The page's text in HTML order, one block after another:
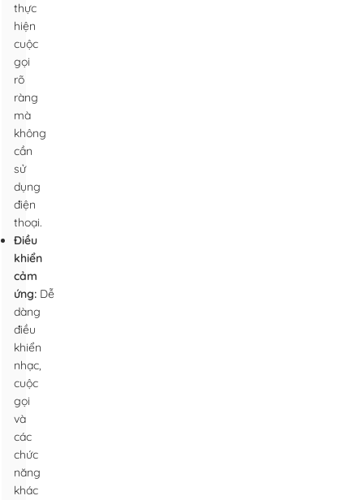
thực
hiện
cuộc
gọi
rõ
ràng
mà
không
cần
sử
dụng
điện
thoại.
Điều
khiển
cảm
ứng: Dễ
dàng
điều
khiển
nhạc,
cuộc
gọi
và
các
chức
năng
khác